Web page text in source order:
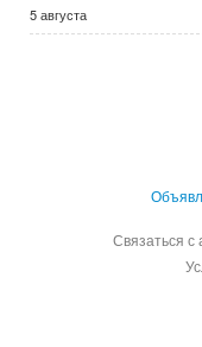
5 августа
Связаться с